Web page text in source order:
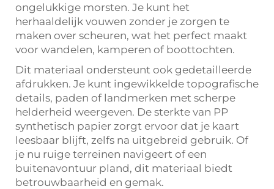
ongelukkige morsten. Je kunt het
herhaaldelijk vouwen zonder je zorgen te
maken over scheuren, wat het perfect maakt
voor wandelen, kamperen of boottochten.
Dit materiaal ondersteunt ook gedetailleerde
afdrukken. Je kunt ingewikkelde topografische
details, paden of landmerken met scherpe
helderheid weergeven. De sterkte van PP
synthetisch papier zorgt ervoor dat je kaart
leesbaar blijft, zelfs na uitgebreid gebruik. Of
je nu ruige terreinen navigeert of een
buitenavontuur pland, dit materiaal biedt
betrouwbaarheid en gemak.